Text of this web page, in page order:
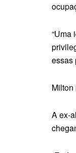
“Uma
essas
Milton
A ex-